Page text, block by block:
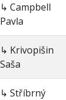
↳ Campbell
Pavla
↳ Krivopišin
Saša
↳ Stříbrný